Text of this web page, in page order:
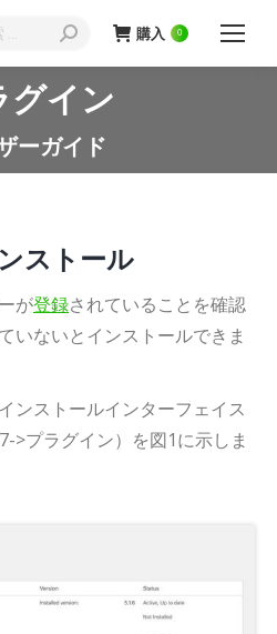
購入 0
グイン
ーガイド
現在地:
ストール
が登録されていることを確認
いないとインストールできま
ンストールインターフェイス
>プラグイン）を図1に示しま